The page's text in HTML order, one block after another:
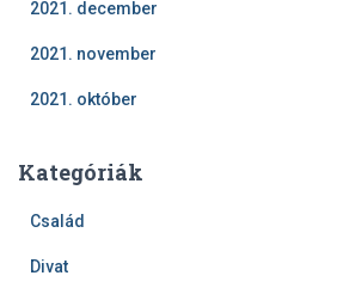
2021. december
2021. november
2021. október
Kategóriák
Család
Divat